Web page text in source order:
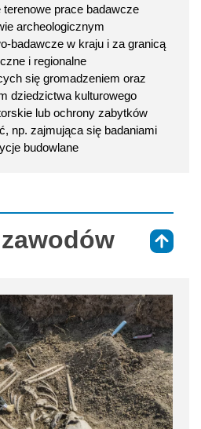
prace badawcze
archeologicznym
badawcze w kraju i za granicą
i regionalne
się gromadzeniem oraz
dziedzictwa kulturowego
lub ochrony zabytków
np. zajmująca się badaniami
budowlane